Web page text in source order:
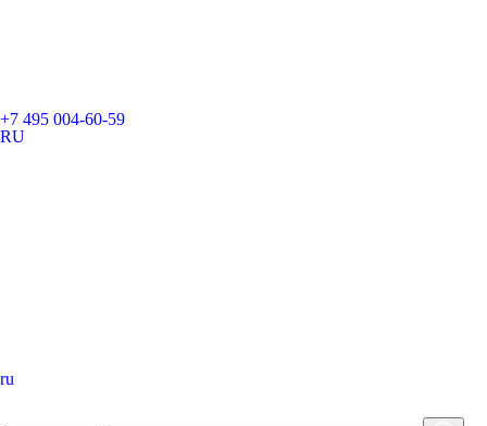
+7 495 004-60-59
RU
ru